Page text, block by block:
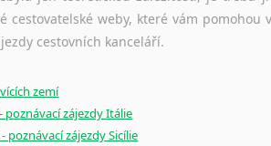
cestovatelské weby, které vám
cestovních kanceláří.
zemí
poznávací zájezdy Itálie
poznávací zájezdy Sicílie